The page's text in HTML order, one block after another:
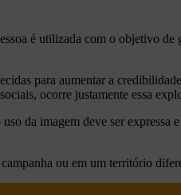
é utilizada com o objetivo
para aumentar a
ocorre justamente essa
da imagem deve ser
ou em um território